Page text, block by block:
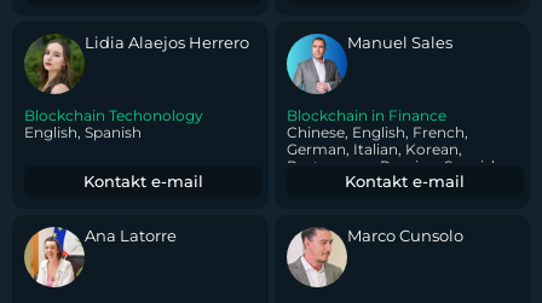
Lidia Alaejos Herrero
Blockchain Techonology
English, Spanish
Kontakt e-mail
Manuel Sales
Blockchain in Finance
Chinese, English, French,
German, Italian, Korean,
Portuguese, Russian, Spanish
Kontakt e-mail
Ana Latorre Marco Cunsolo